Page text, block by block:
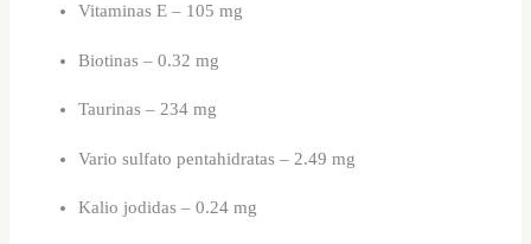
Vitaminas E – 105 mg
Biotinas – 0.32 mg
Taurinas – 234 mg
Vario sulfato pentahidratas – 2.49 mg
Kalio jodidas – 0.24 mg